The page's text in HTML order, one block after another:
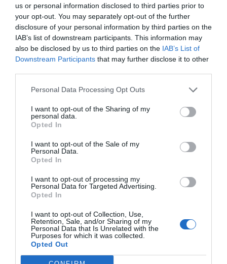
us or personal information disclosed to third parties prior to
your opt-out. You may separately opt-out of the further
disclosure of your personal information by third parties on the
IAB’s list of downstream participants. This information may
also be disclosed by us to third parties on the IAB’s List of
Downstream Participants that may further disclose it to other
Personal Data Processing Opt Outs
I want to opt-out of the Sharing of my
personal data.
Opted In
I want to opt-out of the Sale of my
Personal Data.
Opted In
I want to opt-out of processing my
Personal Data for Targeted Advertising.
Opted In
I want to opt-out of Collection, Use,
Retention, Sale, and/or Sharing of my
Personal Data that Is Unrelated with the
Purposes for which it was collected.
Opted Out
Hoy destacamos
Telefónica. Situación límite: bronca en Reino
Unido, el riesgo de deuda en el alero... y
Enrique Goñi reivindica la Presidencia
Eulogio López 06/08/26 16:47
ECONOMÍA
Disney cree que sus acciones están
infravaloradas y hará más recompras
Cristina Martín 06/08/26 17:11
ESPAÑA
Gobierno Sánchez, escaso en reputación e
influencia internacional: se conforma con
Cristina Martín 06/08/26 12:41
INTERNACIONAL
Colombia. De la Espriella toma posesión
como presidente, entre amenazas terroristas